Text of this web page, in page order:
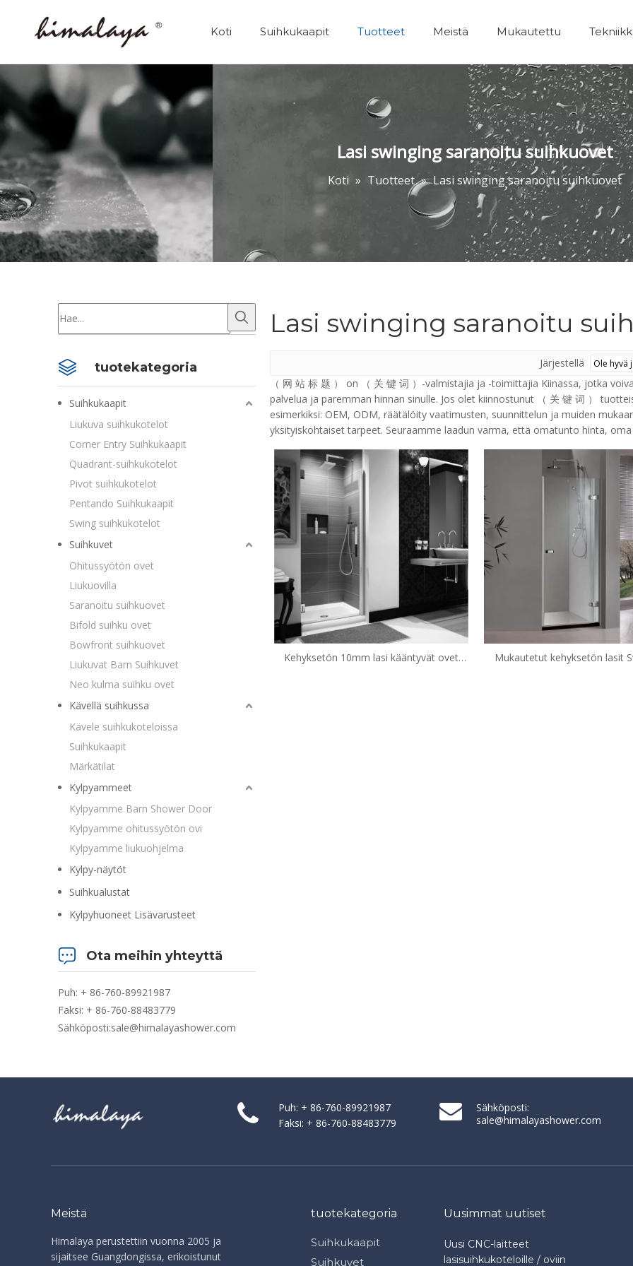
Koti Suihkukaapit Tuotteet Meistä Mukautettu
Lasi swinging saranoitu suihkuovet
Koti » Tuotteet » Lasi swinging saranoitu suihkuovet
tuotekategoria
Suihkukaapit
Liukuva suihkukotelot
Corner Entry Suihkukaapit
Quadrant-suihkukotelot
Pivot suihkukotelot
Pentando Suihkukaapit
Swing suihkukotelot
Suihkuvet
Ohitussyötön ovet
Liukuovilla
Saranoitu suihkuovet
Bifold suihku ovet
Bowfront suihkuovet
Liukuvat Barn Suihkuvet
Neo kulma suihku ovet
Kävellä suihkussa
Kävele suihkukoteloissa
Suihkukaapit
Märkätilat
Kylpyammeet
Kylpyamme Barn Shower Door
Kylpyamme ohitussyötön ovi
Kylpyamme liukuohjelma
Kylpy-näytöt
Suihkualustat
Kylpyhuoneet Lisävarusteet
Ota meihin yhteyttä
Puh: + 86-760-89921987
Faksi: + 86-760-88483779
Sähköposti:sale@himalayashower.com
Lasi swinging saranoitu
Järjestellä
（ 网 站 标 题 ） on （ 关 键 词 ）-valmistajia ja -toimittajia Kiinassa, jotka
palvelua ja paremman hinnan sinulle. Jos olet kiinnostunut （ 关 键 词 ）
esimerkiksi: OEM, ODM, räätälöity vaatimusten, suunnittelun ja muiden
yksityiskohtaiset tarpeet. Seuraamme laadun varma, että omatunto hinta, oma
Kehyksetön 10mm lasi kääntyvät ovet
Mukautetut kehyksetön lasit
Puh: + 86-760-89921987
Faksi: + 86-760-88483779
Sähköposti:
sale@himalayashower.com
Meistä
Himalaya perustettiin vuonna 2005 ja
sijaitsee Guangdongissa, erikoistunut
tuotekategoria
Suihkukaapit
Suihkuvet
Uusimmat uutiset
Uusi CNC-laitteet
lasisuihkukoteloille / oviin